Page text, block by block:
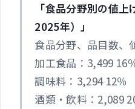
「食品分野別の値
2025年）」
食品分野、品目数、
加工食品：3,499
調味料：3,294 12
酒類・飲料：2,089